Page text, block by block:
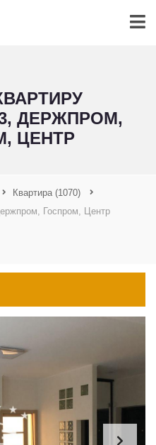
ДЕРЖПРОМ,
ЦЕНТР
Квартира (1070)
Госпром, Центр